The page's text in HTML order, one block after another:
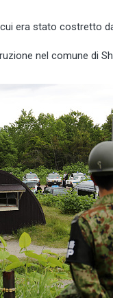
era stato costretto
nel comune di